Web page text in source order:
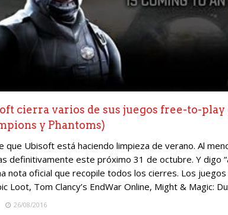
cierra varios de sus juegos free-to-
y Phantoms)
que Ubisoft está haciendo limpieza de verano. Al
definitivamente este próximo 31 de octubre. Y digo
nota oficial que recopile todos los cierres. Los
Loot, Tom Clancy’s EndWar Online, Might & Magic:
26/08/2016